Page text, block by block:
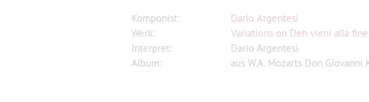
Komponist:
Dario Argentesi
Werk:
Variations on Deh vieni alla
Interpret:
Dario Argentesi
Album:
aus W.A. Mozarts Don Giovanni